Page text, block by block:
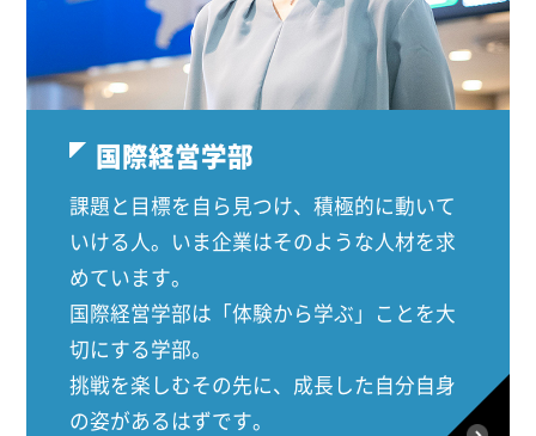
国際経営学部
課題と目標を自ら見つけ、積極的に動いて
いける人。いま企業はそのような人材を求
めています。
国際経営学部は「体験から学ぶ」ことを大
切にする学部。
挑戦を楽しむその先に、成長した自分自身
の姿があるはずです。